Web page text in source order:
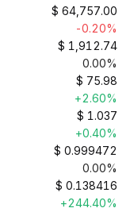
$ 64,757.00
-0.20%
$ 1,912.74
0.00%
$ 75.98
+2.60%
$ 1.037
+0.40%
$ 0.999472
0.00%
$ 0.138416
+244.40%